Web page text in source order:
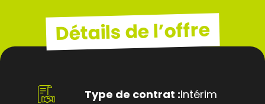
Détails de l’offre
Type de contrat :Intérim